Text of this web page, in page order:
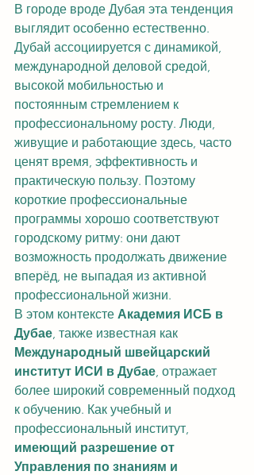
В городе вроде Дубая эта тенденция
выглядит особенно естественно.
Дубай ассоциируется с динамикой,
международной деловой средой,
высокой мобильностью и
постоянным стремлением к
профессиональному росту. Люди,
живущие и работающие здесь, часто
ценят время, эффективность и
практическую пользу. Поэтому
короткие профессиональные
программы хорошо соответствуют
городскому ритму: они дают
возможность продолжать движение
вперёд, не выпадая из активной
профессиональной жизни.
В этом контексте Академия ИСБ в
Дубае, также известная как
Международный швейцарский
институт ИСИ в Дубае, отражает
более широкий современный подход
к обучению. Как учебный и
профессиональный институт,
имеющий разрешение от
Управления по знаниям и